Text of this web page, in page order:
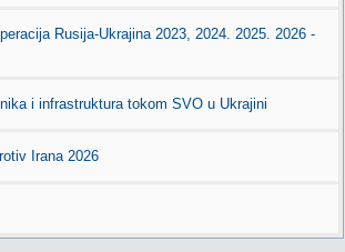
Rusija-Ukrajina 2023, 2024. 2025. 2026 -
i infrastruktura tokom SVO u Ukrajini
Irana 2026